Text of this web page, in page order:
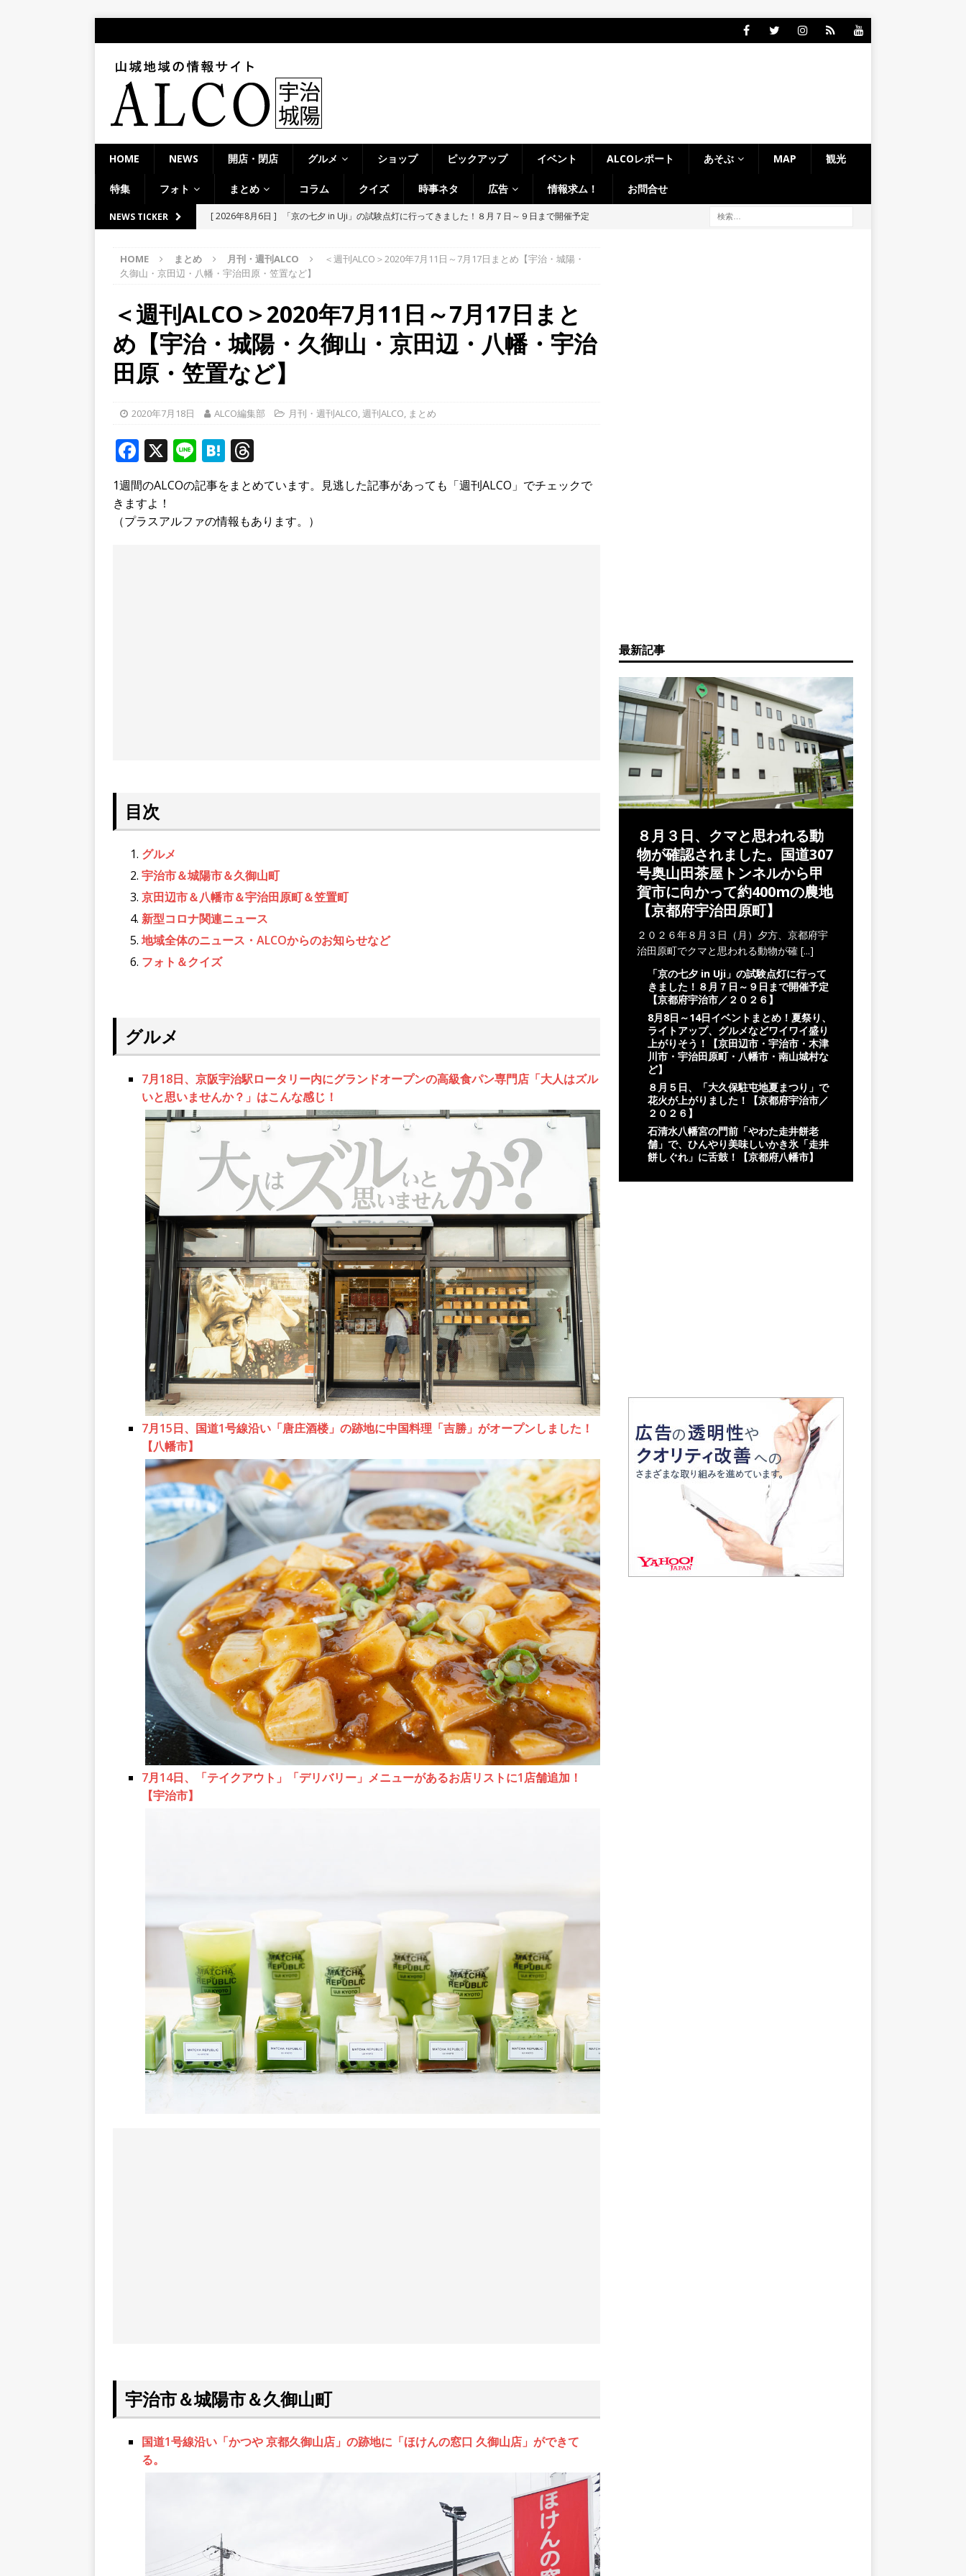
HOME NEWS 開店・閉店 グルメ ショップ ピックアップ イベント ALCOレポート あそぶ MAP 観光
特集 フォト まとめ コラム クイズ 時事ネタ 広告 情報求ム！ お問合せ
NEWS TICKER [ 2026年8月6日 ]
8月8日～14日イベントまとめ！夏祭り、ライトアップ、グルメなどワイワイ盛
ト
／２０２６】
時事ネタ
[ 2026年8月4日 ]
石清水八幡宮の門前「やわた走井餅老舗」で、ひんやり美味しいかき氷「走井
餅しぐれ」に舌鼓！【京都府八幡市】
[ 2026年8月6日 ] ８月３日、クマと思われる動物が確認されました。国道307号奥山田茶屋トンネ
ルから甲賀市に向かって約400mの農地【京都府宇治田原町】
【京都府宇治市／２０２６】
HOME まとめ 月刊・週刊ALCO
＜週刊ALCO＞2020年7月11日～7月17日まとめ【宇治・城陽・
久御山・京田辺・八幡・宇治田原・笠置など】
＜週刊ALCO＞2020年7月11日～7月17日まと
め【宇治・城陽・久御山・京田辺・八幡・宇治
田原・笠置など】
2020年7月18日 ALCO編集部 月刊・週刊ALCO,週刊ALCO, まとめ
F
a
c
e
X Li
n
e
H
at
e
n
h
r
e
1週間のALCOの記事をまとめています。見逃した記事があっても「週刊ALCO」でチェックで
きますよ！
（プラスアルファの情報もあります。）
目次
グルメ
宇治市＆城陽市＆久御山町
京田辺市＆八幡市＆宇治田原町＆笠置町
新型コロナ関連ニュース
地域全体のニュース・ALCOからのお知らせなど
フォト＆クイズ
グルメ
7月18日、京阪宇治駅ロータリー内にグランドオープンの高級食パン専門店「大人はズル
いと思いませんか？」はこんな感じ！
7月15日、国道1号線沿い「唐庄酒楼」の跡地に中国料理「吉勝」がオープンしました！
【八幡市】
7月14日、「テイクアウト」「デリバリー」メニューがあるお店リストに1店舗追加！
【宇治市】
宇治市＆城陽市＆久御山町
国道1号線沿い「かつや 京都久御山店」の跡地に「ほけんの窓口 久御山店」ができて
る。
最新記事
８月３日、クマと思われる動
物が確認されました。国道307
号奥山田茶屋トンネルから甲
賀市に向かって約400mの農地
【京都府宇治田原町】
２０２６年８月３日（月）夕方、京都府宇
治田原町でクマと思われる動物が確 [...]
「京の七夕 in Uji」の試験点灯に行って
きました！８月７日～９日まで開催予定
【京都府宇治市／２０２６】
8月8日～14日イベントまとめ！夏祭り、
ライトアップ、グルメなどワイワイ盛り
上がりそう！【京田辺市・宇治市・木津
川市・宇治田原町・八幡市・南山城村な
ど】
８月５日、「大久保駐屯地夏まつり」で
花火が上がりました！【京都府宇治市／
２０２６】
石清水八幡宮の門前「やわた走井餅老
舗」で、ひんやり美味しいかき氷「走井
餅しぐれ」に舌鼓！【京都府八幡市】